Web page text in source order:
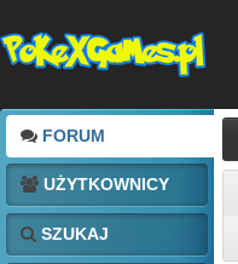
FORUM
UŻYTKOWNICY
SZUKAJ